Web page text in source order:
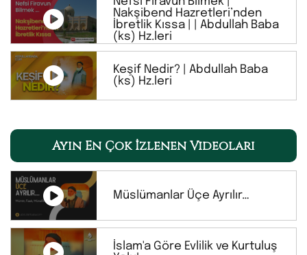
Nakşibend Hazretleri’nden
İbretlik Kıssa | | Abdullah Baba
(ks) Hz.leri
Keşif Nedir? | Abdullah Baba
(ks) Hz.leri
Ayın En Çok İzlenen Videoları
Müslümanlar Üçe Ayrılır…
İslam'a Göre Evlilik ve Kurtuluş